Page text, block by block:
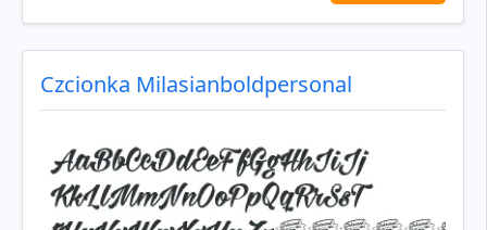
Czcionka Milasianboldpersonal